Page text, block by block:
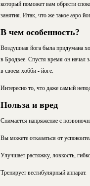
который поможет вам обрести
занятия. Итак, что же такое аэро
В чем особенность?
Воздушная йога была придумана
в Бродвее. Спустя время он начал
в своем хобби - йоге.
Интересно то, что даже самый
Польза и вред
Снимается напряжение с
Вы можете отказаться от
Улучшает растяжку, ловкость,
Тренирует вестибулярный аппарат.